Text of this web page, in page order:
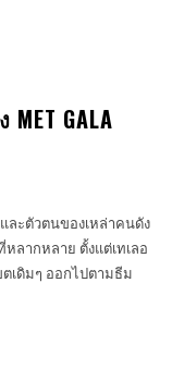
GALA
ละตัวตนของเหล่าคนดัง
ลากหลาย ตั้งแต่เทเลอ
เดิมๆ ออกไปตามธีม